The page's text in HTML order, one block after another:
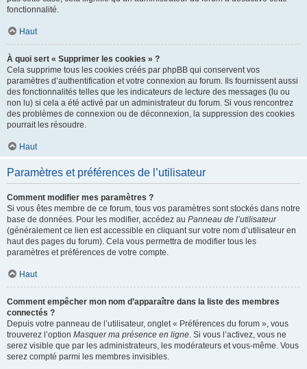
fonctionnalité.
Haut
À quoi sert « Supprimer les cookies » ?
Cela supprime tous les cookies créés par phpBB qui conservent vos
paramètres d’authentification et votre connexion au forum. Ils fournissent aussi
des fonctionnalités telles que les indicateurs de lecture des messages (lu ou
non lu) si cela a été activé par un administrateur du forum. Si vous rencontrez
des problèmes de connexion ou de déconnexion, la suppression des cookies
pourrait les résoudre.
Haut
Paramètres et préférences de l’utilisateur
Comment modifier mes paramètres ?
Si vous êtes membre de ce forum, tous vos paramètres sont stockés dans notre
base de données. Pour les modifier, accédez au Panneau de l’utilisateur
(généralement ce lien est accessible en cliquant sur votre nom d’utilisateur en
haut des pages du forum). Cela vous permettra de modifier tous les
paramètres et préférences de votre compte.
Haut
Comment empêcher mon nom d’apparaître dans la liste des membres
connectés ?
Depuis votre panneau de l’utilisateur, onglet « Préférences du forum », vous
trouverez l’option Masquer ma présence en ligne. Si vous l’activez, vous ne
serez visible que par les administrateurs, les modérateurs et vous-même. Vous
serez compté parmi les membres invisibles.